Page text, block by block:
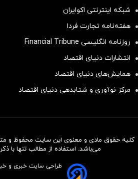
شبکه اینترنتی اکوایران
هفته‌نامه تجارت فردا
روزنامه انگلیسی Financial Tribune
انتشارات دنیای اقتصاد
همایش‌های دنیای اقتصاد
مرکز نوآوری و شتابدهی دنیای اقتصاد
کلیه حقوق مادی و معنوی این سایت محفوظ و
می‌باشد. استفاده از مطالب تنها با
طراحی سایت خبری و